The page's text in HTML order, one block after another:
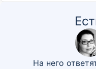
На него